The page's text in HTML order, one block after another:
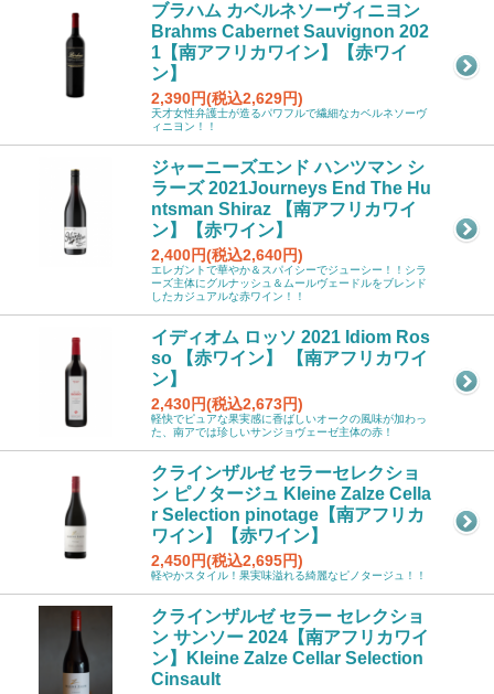
ブラハム カベルネソーヴィニヨン
Brahms Cabernet Sauvignon 202
1【南アフリカワイン】【赤ワイ
ン】
2,390円(税込2,629円)
天才女性弁護士が造るパワフルで繊細なカベルネソーヴ
ィニヨン！！
ジャーニーズエンド ハンツマン シ
ラーズ 2021Journeys End The Hu
ntsman Shiraz 【南アフリカワイ
ン】【赤ワイン】
2,400円(税込2,640円)
エレガントで華やか＆スパイシーでジューシー！！シラ
ーズ主体にグルナッシュ＆ムールヴェードルをブレンド
したカジュアルな赤ワイン！！
イディオム ロッソ 2021 Idiom Ros
so 【赤ワイン】 【南アフリカワイ
ン】
2,430円(税込2,673円)
軽快でピュアな果実感に香ばしいオークの風味が加わっ
た、南アでは珍しいサンジョヴェーゼ主体の赤！
クラインザルゼ セラーセレクショ
ン ピノタージュ Kleine Zalze Cella
r Selection pinotage【南アフリカ
ワイン】【赤ワイン】
2,450円(税込2,695円)
軽やかスタイル！果実味溢れる綺麗なピノタージュ！！
クラインザルゼ セラー セレクショ
ン サンソー 2024【南アフリカワイ
ン】Kleine Zalze Cellar Selection
Cinsault